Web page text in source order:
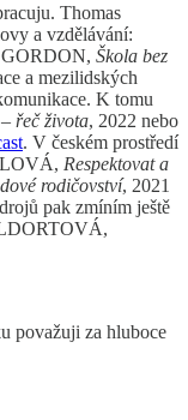
Thomas
a vzdělávání:
GORDON, Škola bez
a mezilidských
K tomu
řeč života, 2022 nebo
. V českém prostředí
Respektovat a
rodičovství, 2021
pak zmíním ještě
považuji za hluboce